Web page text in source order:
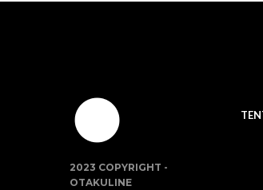
2023 COPYRIGHT -
OTAKULINE